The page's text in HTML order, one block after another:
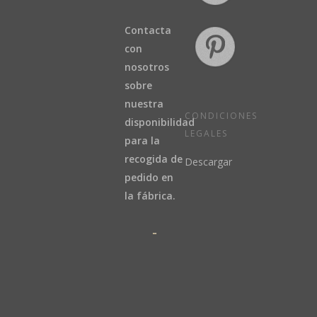
Contacta
con
nosotros
sobre
nuestra
disponibilidad
para la
recogida de
pedido en
la fábrica.
CONDICIONES
LEGALES
Descargar